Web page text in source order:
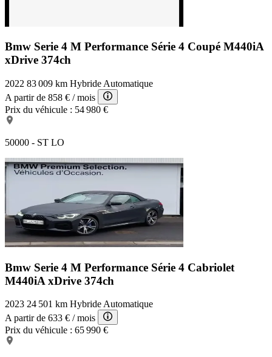
Bmw Serie 4 M Performance Série 4 Coupé M440iA
xDrive 374ch
2022 83 009 km Hybride Automatique
A partir de 858 € / mois
Prix du véhicule : 54 980 €
50000 - ST LO
Bmw Serie 4 M Performance Série 4 Cabriolet
M440iA xDrive 374ch
2023 24 501 km HybrideAutomatique
A partir de 633 € / mois
Prix du véhicule : 65 990 €